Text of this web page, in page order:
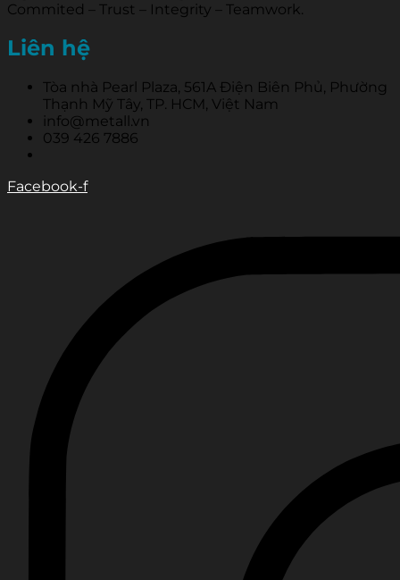
Commited – Trust – Integrity – Teamwork.
Liên hệ
Tòa nhà Pearl Plaza, 561A Điện Biên Phủ, Phường
Thạnh Mỹ Tây, TP. HCM, Việt Nam
info@metall.vn
039 426 7886
Facebook-f